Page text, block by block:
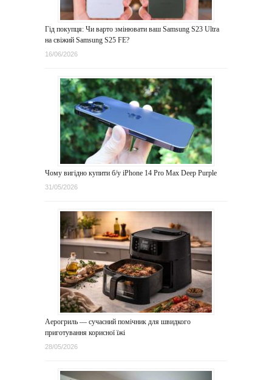
Гід покупця: Чи варто змінювати ваш Samsung S23 Ultra
на свіжий Samsung S25 FE?
16/06/2026
Чому вигідно купити б/у iPhone 14 Pro Max Deep Purple
31/05/2026
Аерогриль — сучасний помічник для швидкого
приготування корисної їжі
28/05/2026